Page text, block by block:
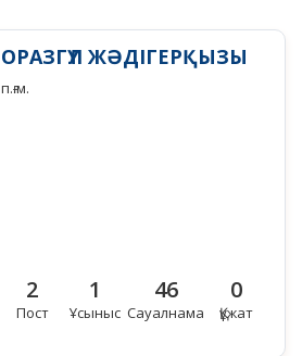
ОРАЗГҮЛ ЖӘДІГЕРҚЫЗЫ
п.ғ.м.
2
Пост
1
Ұсыныс
46
Сауалнама
0
Құжат